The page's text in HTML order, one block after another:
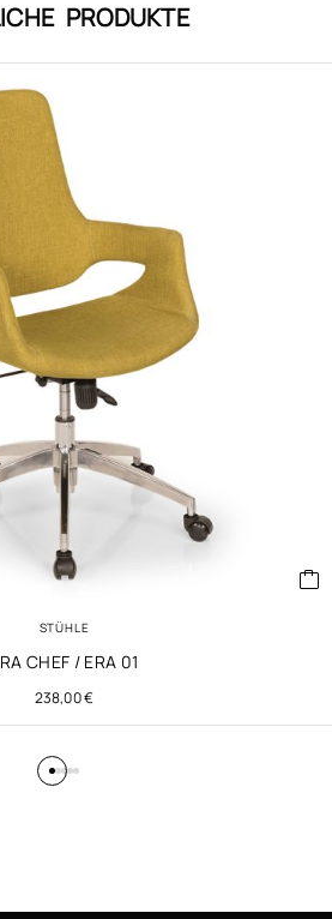
PRODUKTE
STÜHLE
CHEF / ERA 01
238,00€